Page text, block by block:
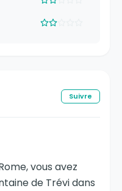
Suivre
vous avez
de Trévi dans